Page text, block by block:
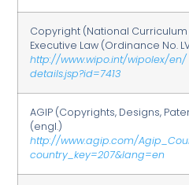
Copyright (National Curriculum
Executive Law (Ordinance No.
http://www.wipo.int/wipolex/en/
details.jsp?id=7413
AGIP (Copyrights, Designs,
(engl.)
http://www.agip.com/
country_key=207&lang=en